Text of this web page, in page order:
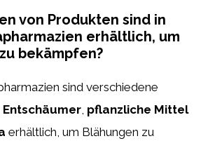
von Produkten sind in
erhältlich, um
bekämpfen?
sind verschiedene
Entschäumer pflanzliche Mittel
erhältlich, um Blähungen zu